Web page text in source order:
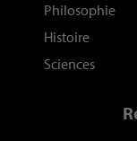
Philosophie
Histoire
Sciences